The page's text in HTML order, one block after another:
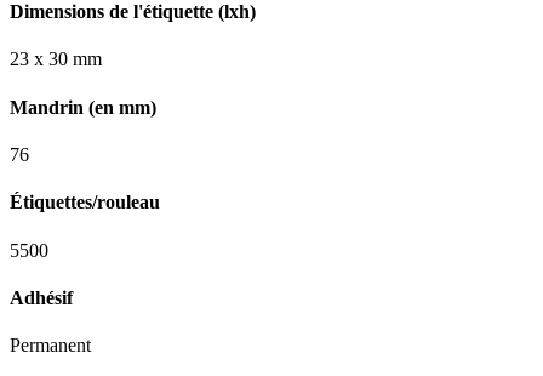
Dimensions de l'étiquette (lxh)
23 x 30 mm
Mandrin (en mm)
76
Étiquettes/rouleau
5500
Adhésif
Permanent